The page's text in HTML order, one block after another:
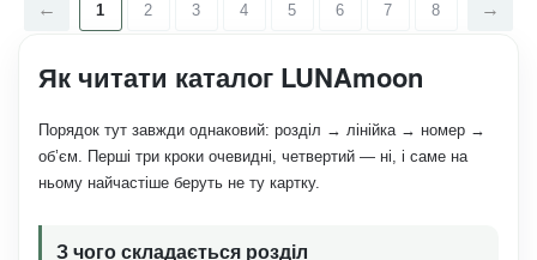
1 2 3 4 5 6 7 8
Як читати каталог LUNAmoon
Порядок тут завжди однаковий: розділ → лінійка → номер →
об’єм. Перші три кроки очевидні, четвертий — ні, і саме на
ньому найчастіше беруть не ту картку.
З чого складається розділ